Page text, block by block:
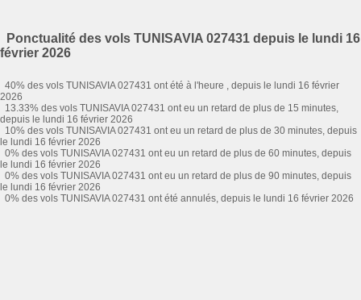
Ponctualité des vols TUNISAVIA 027431 depuis le lundi 16
février 2026
40% des vols TUNISAVIA 027431 ont été à l'heure , depuis le lundi 16 février
2026
13.33% des vols TUNISAVIA 027431 ont eu un retard de plus de 15 minutes,
depuis le lundi 16 février 2026
10% des vols TUNISAVIA 027431 ont eu un retard de plus de 30 minutes, depuis
le lundi 16 février 2026
0% des vols TUNISAVIA 027431 ont eu un retard de plus de 60 minutes, depuis
le lundi 16 février 2026
0% des vols TUNISAVIA 027431 ont eu un retard de plus de 90 minutes, depuis
le lundi 16 février 2026
0% des vols TUNISAVIA 027431 ont été annulés, depuis le lundi 16 février 2026